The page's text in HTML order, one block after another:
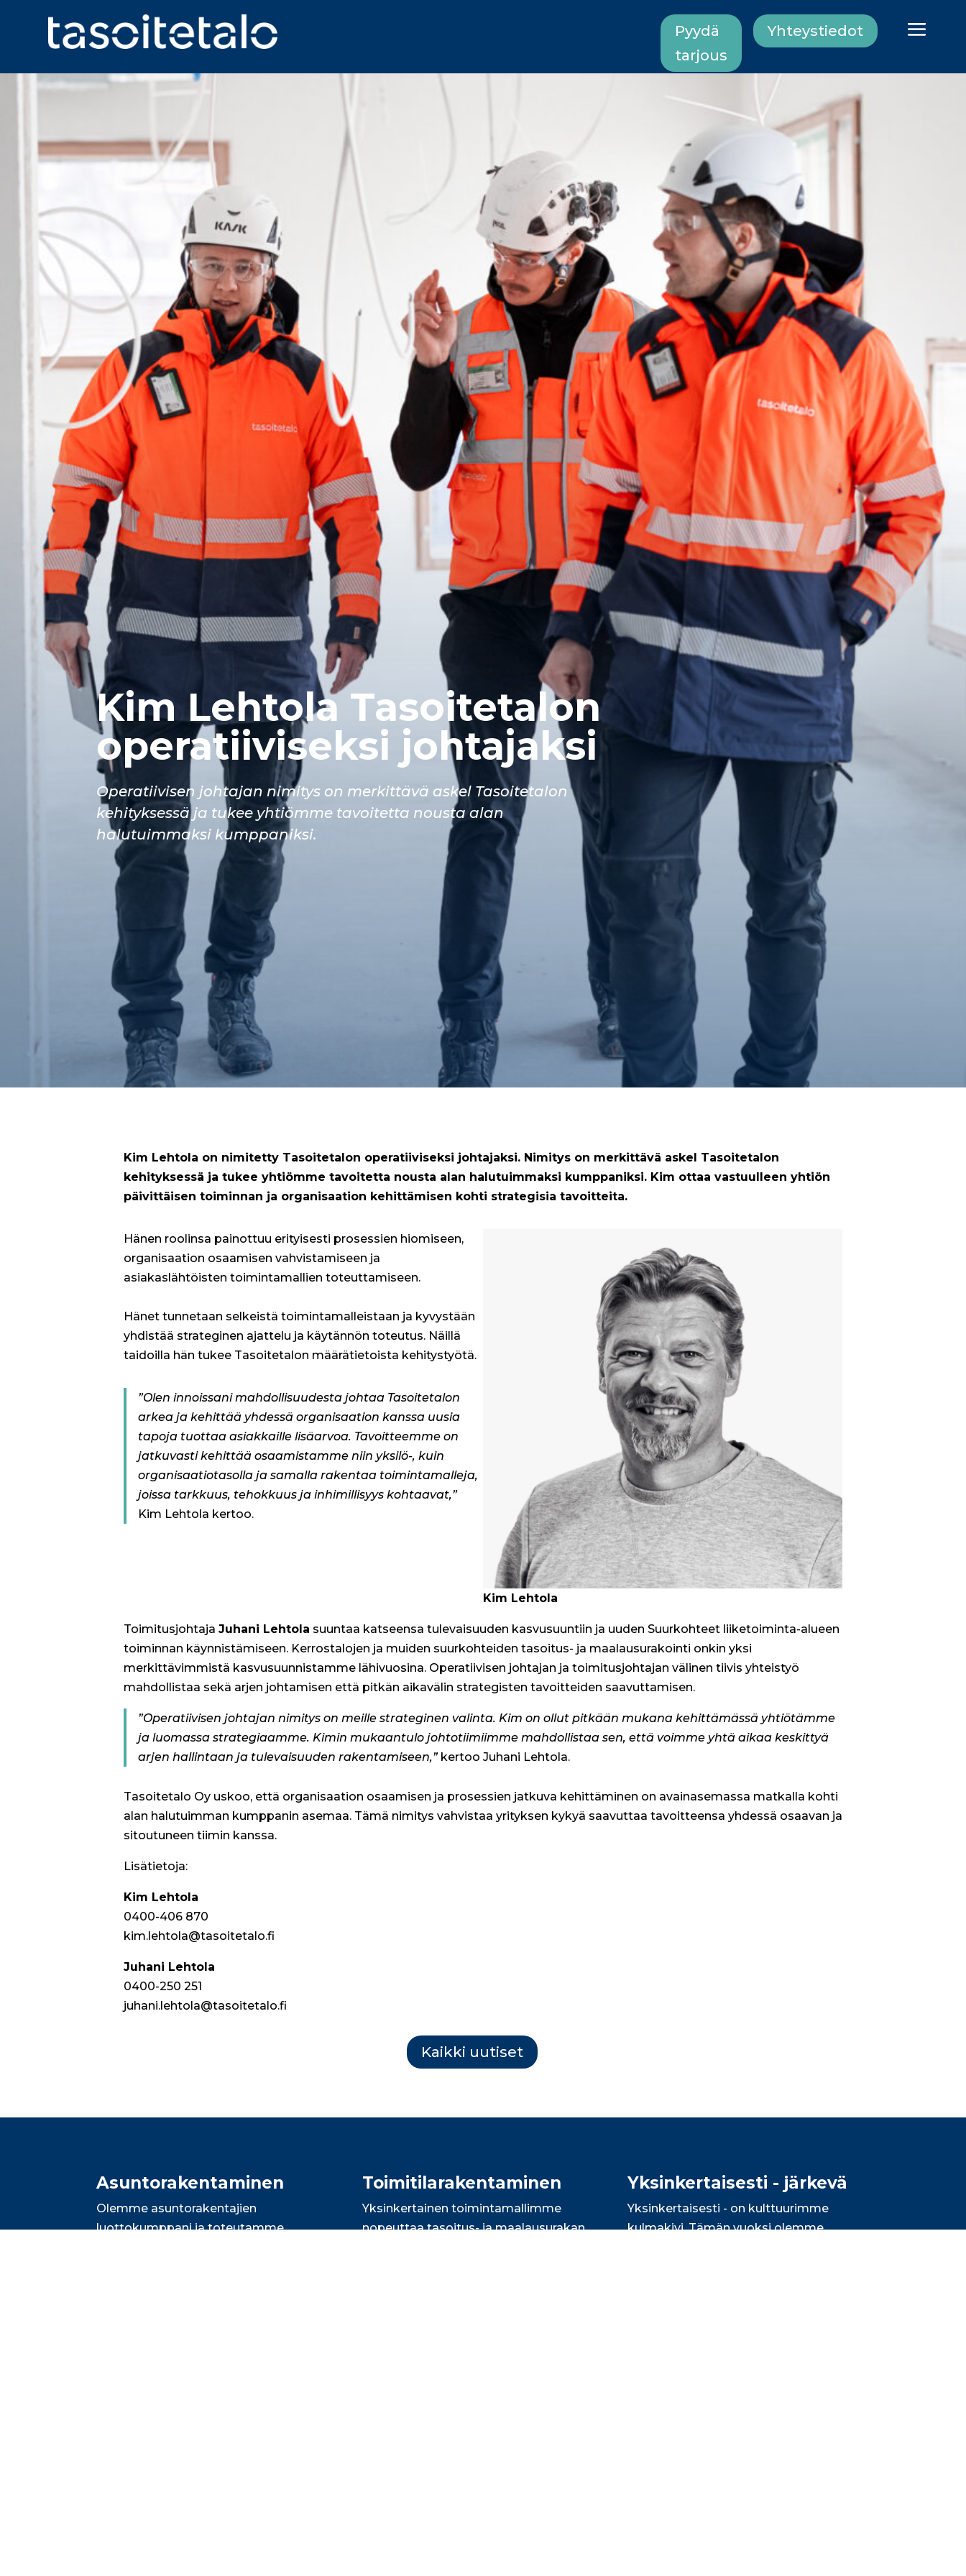
Pyydä
tarjous
Yhteystiedot
Kim Lehtola Tasoitetalon
operatiiviseksi johtajaksi
Operatiivisen johtajan nimitys on merkittävä askel Tasoitetalon
kehityksessä ja tukee yhtiömme tavoitetta nousta alan
halutuimmaksi kumppaniksi.
Kim Lehtola on nimitetty Tasoitetalon operatiiviseksi johtajaksi. Nimitys on merkittävä askel Tasoitetalon
kehityksessä ja tukee yhtiömme tavoitetta nousta alan halutuimmaksi kumppaniksi. Kim ottaa vastuulleen yhtiön
päivittäisen toiminnan ja organisaation kehittämisen kohti strategisia tavoitteita.
Hänen roolinsa painottuu erityisesti prosessien hiomiseen,
organisaation osaamisen vahvistamiseen ja
asiakaslähtöisten toimintamallien toteuttamiseen.
Hänet tunnetaan selkeistä toimintamalleistaan ja kyvystään
yhdistää strateginen ajattelu ja käytännön toteutus. Näillä
taidoilla hän tukee Tasoitetalon määrätietoista kehitystyötä.
”Olen innoissani mahdollisuudesta johtaa Tasoitetalon
arkea ja kehittää yhdessä organisaation kanssa uusia
tapoja tuottaa asiakkaille lisäarvoa. Tavoitteemme on
jatkuvasti kehittää osaamistamme niin yksilö-, kuin
organisaatiotasolla ja samalla rakentaa toimintamalleja,
joissa tarkkuus, tehokkuus ja inhimillisyys kohtaavat,”
Kim Lehtola kertoo.
Kim Lehtola
Toimitusjohtaja Juhani Lehtola suuntaa katseensa tulevaisuuden kasvusuuntiin ja uuden Suurkohteet liiketoiminta-alueen
toiminnan käynnistämiseen. Kerrostalojen ja muiden suurkohteiden tasoitus- ja maalausurakointi onkin yksi
merkittävimmistä kasvusuunnistamme lähivuosina. Operatiivisen johtajan ja toimitusjohtajan välinen tiivis yhteistyö
mahdollistaa sekä arjen johtamisen että pitkän aikavälin strategisten tavoitteiden saavuttamisen.
”Operatiivisen johtajan nimitys on meille strateginen valinta. Kim on ollut pitkään mukana kehittämässä yhtiötämme
ja luomassa strategiaamme. Kimin mukaantulo johtotiimiimme mahdollistaa sen, että voimme yhtä aikaa keskittyä
arjen hallintaan ja tulevaisuuden rakentamiseen,”kertoo Juhani Lehtola.
Tasoitetalo Oy uskoo, että organisaation osaamisen ja prosessien jatkuva kehittäminen on avainasemassa matkalla kohti
alan halutuimman kumppanin asemaa. Tämä nimitys vahvistaa yrityksen kykyä saavuttaa tavoitteensa yhdessä osaavan ja
sitoutuneen tiimin kanssa.
Lisätietoja:
Kim Lehtola
0400-406 870
kim.lehtola@tasoitetalo.fi
Juhani Lehtola
0400-250 251
juhani.lehtola@tasoitetalo.fi
Kaikki uutiset
Asunto­rakentaminen
Olemme asuntorakentajien
luottokumppani ja toteutamme
Toimitila­rakentaminen
Yksinkertainen toimintamallimme
nopeuttaa tasoitus- ja maalausurakan
Yksinkertaisesti - järkevä
Yksinkertaisesti - on kulttuurimme
kulmakivi. Tämän vuoksi olemme